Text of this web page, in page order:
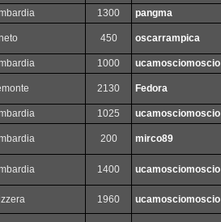
1300 pangma
450 oscarrampica
1000 ucamosciomoscio
2130 Fedora
1025 ucamosciomoscio
200 mirco89
1400 ucamosciomoscio
1960 ucamosciomoscio